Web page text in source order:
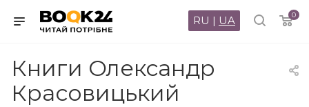
0
RU | UA
Книги Олександр
Красовицький